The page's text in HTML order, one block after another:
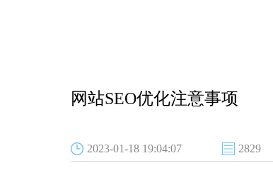
网站SEO优化注意事项
2023-01-18 19:04:07 2829